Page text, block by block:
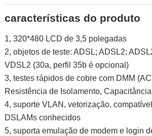
características do produto
1, 320*480 LCD de 3,5 polegadas
2, objetos de teste: ADSL; ADSL2;
VDSL2 (30a, perfil 35b é opcional)
3, testes rápidos de cobre com DMM
Resistência de Isolamento,
4, suporte VLAN, vetorização,
DSLAMs conhecidos
5, suporta emulação de modem e login